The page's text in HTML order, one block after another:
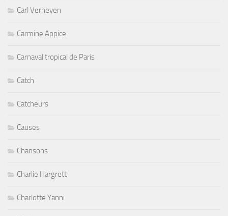
Carl Verheyen
Carmine Appice
Carnaval tropical de Paris
Catch
Catcheurs
Causes
Chansons
Charlie Hargrett
Charlotte Yanni